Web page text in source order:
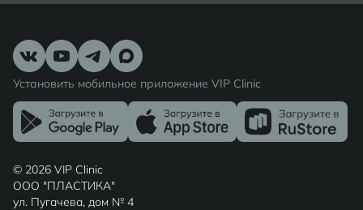
Установить мобильное приложение VIP Clinic
© 2026 VIP Clinic
ООО "ПЛАСТИКА"
ул. Пугачева, дом № 4